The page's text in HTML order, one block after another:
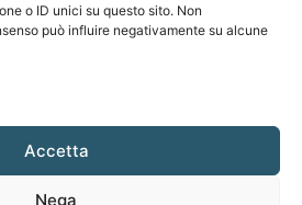
o ID unici su questo sito. Non
può influire negativamente su alcune
Accetta
Nega
coelumastro@coelum.com